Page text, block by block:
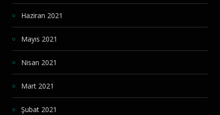
Haziran 2021
Mayıs 2021
Nisan 2021
Mart 2021
Şubat 2021